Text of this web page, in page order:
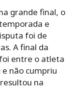
grande final, o
e
foi de
A final da
entre o atleta
não cumpriu
na